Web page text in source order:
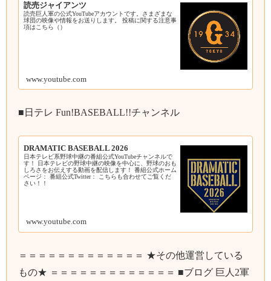
読売ジャイアンツ
読売巨人軍の公式YouTubeアカウントです。さまざまな
球団の映像や情報をお送りします。 投稿に関する注意事
項はこちら（）
www.youtube.com
■日テレ Fun!BASEBALL!!チャンネル
DRAMATIC BASEBALL 2026
日本テレビ系野球中継の番組公式YouTubeチャンネルで
す！ 日本テレビの野球中継の映像を中心に、野球のおも
しろさをお伝えする動画を配信します！ 番組公式ホーム
ページ： 番組公式Twitter： こちらも合わせてご覧くだ
さい！！
www.youtube.com
＝＝＝＝＝＝＝＝＝＝＝＝＝ ★その他運営している
もの★ ＝＝＝＝＝＝＝＝＝＝＝＝＝ ■ブログ 巨人2軍